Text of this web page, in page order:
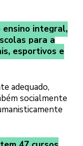
ensino integral,
para a
esportivos e
adequado,
socialmente